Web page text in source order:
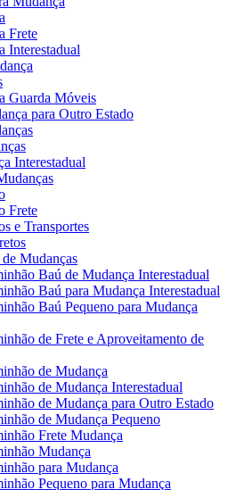
Frete
Interestadual
Guarda Móveis
para Outro Estado
Interestadual
Frete
e Transportes
Mudanças
Baú de Mudança Interestadual
Baú para Mudança Interestadual
Baú Pequeno para Mudança
de Frete e Aproveitamento de
de Mudança
de Mudança Interestadual
de Mudança para Outro Estado
de Mudança Pequeno
Frete Mudança
Mudança
para Mudança
Pequeno para Mudança